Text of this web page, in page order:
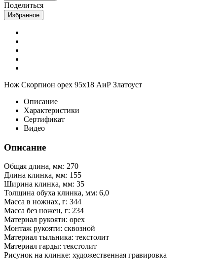
Поделиться
Избранное
Нож Скорпион орех 95х18 АиР Златоуст
Описание
Характеристики
Сертификат
Видео
Описание
Общая длина, мм: 270
Длина клинка, мм: 155
Ширина клинка, мм: 35
Толщина обуха клинка, мм: 6,0
Масса в ножнах, г: 344
Масса без ножен, г: 234
Материал рукояти: орех
Монтаж рукояти: сквозной
Материал тыльника: текстолит
Материал гарды: текстолит
Рисунок на клинке: художественная гравировка